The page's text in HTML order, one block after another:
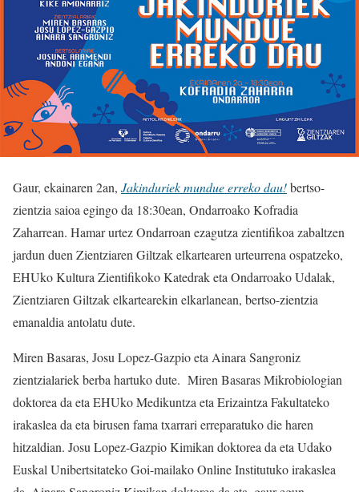
Gaur, ekainaren 2an, Jakinduriek mundue erreko dau!bertso-
zientzia saioa egingo da 18:30ean, Ondarroako Kofradia
Zaharrean. Hamar urtez Ondarroan ezagutza zientifikoa zabaltzen
jardun duen Zientziaren Giltzak elkartearen urteurrena ospatzeko,
EHUko Kultura Zientifikoko Katedrak eta Ondarroako Udalak,
Zientziaren Giltzak elkartearekin elkarlanean, bertso-zientzia
emanaldia antolatu dute.
Miren Basaras, Josu Lopez-Gazpio eta Ainara Sangroniz
zientzialariek berba hartuko dute. Miren Basaras Mikrobiologian
doktorea da eta EHUko Medikuntza eta Erizaintza Fakultateko
irakaslea da eta birusen fama txarrari erreparatuko die haren
hitzaldian. Josu Lopez-Gazpio Kimikan doktorea da eta Udako
Euskal Unibertsitateko Goi-mailako Online Institutuko irakaslea